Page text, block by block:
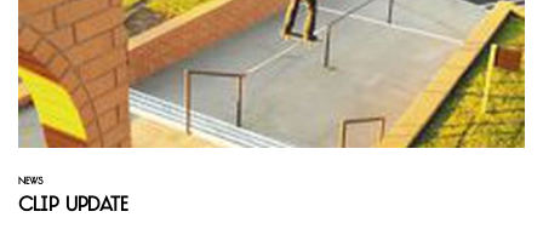
NEWS
Clip Update